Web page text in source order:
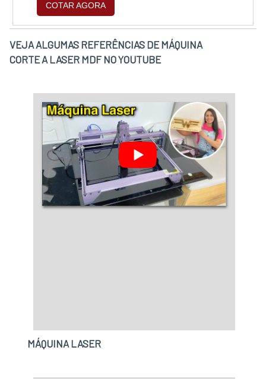
refletivos, transformando projetos complexos
em componentes reais com precisão, rapidez
e o rigor técnico que o mercado industrial
exige.
COTAR AGORA
VEJA ALGUMAS REFERÊNCIAS DE MÁQUINA
CORTE A LASER MDF NO YOUTUBE
MÁQUINA LASER